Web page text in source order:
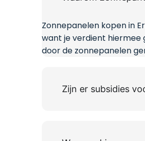
Zonnepanelen kopen in
want je verdient hiermee
door de zonnepanelen
Zijn er subsidies